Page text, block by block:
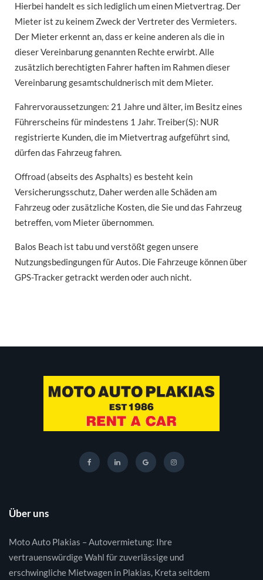
Hierbei handelt es sich lediglich um einen Mietvertrag. Der
Mieter ist zu keinem Zweck der Vertreter des Vermieters.
Der Mieter erkennt an, dass er keine anderen als die in
dieser Vereinbarung genannten Rechte erwirbt. Alle
zusätzlich berechtigten Fahrer haften im Rahmen dieser
Vereinbarung gesamtschuldnerisch mit dem Mieter.
Fahrervoraussetzungen: 21 Jahre und älter, im Besitz eines
Führerscheins für mindestens 1 Jahr. Treiber(S): NUR
registrierte Kunden, die im Mietvertrag aufgeführt sind,
dürfen das Fahrzeug fahren.
Offroad (abseits des Asphalts) es besteht kein
Versicherungsschutz, Daher werden alle Schäden am
Fahrzeug oder zusätzliche Kosten, die Sie und das Fahrzeug
betreffen, vom Mieter übernommen.
Balos Beach ist tabu und verstößt gegen unsere
Nutzungsbedingungen für Autos. Die Fahrzeuge können über
GPS-Tracker getrackt werden oder auch nicht.
Über uns
Moto Auto Plakias – Autovermietung: Ihre
vertrauenswürdige Wahl für zuverlässige und
erschwingliche Mietwagen in Plakias, Kreta seitdem